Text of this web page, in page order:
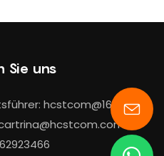
Sie uns
hcstcom@163.com